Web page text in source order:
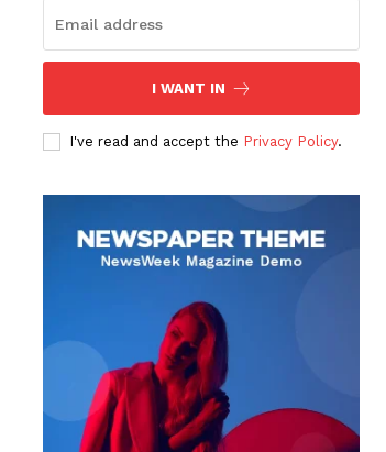
I WANT IN
I've read and accept the Privacy Policy.